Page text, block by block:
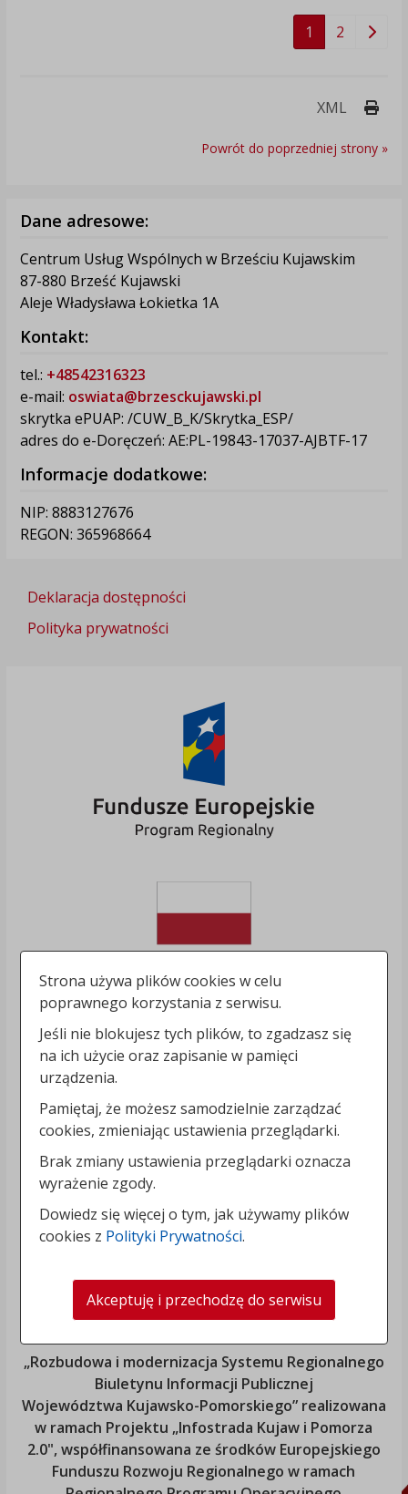
1 2
XML
Powrót do poprzedniej strony »
Dane adresowe:
Centrum Usług Wspólnych w Brześciu Kujawskim
87-880 Brześć Kujawski
Aleje Władysława Łokietka 1A
Kontakt:
tel.: +48542316323
e-mail: oswiata@brzesckujawski.pl
skrytka ePUAP: /CUW_B_K/Skrytka_ESP/
adres do e-Doręczeń: AE:PL-19843-17037-AJBTF-17
Informacje dodatkowe:
NIP: 8883127676
REGON: 365968664
Deklaracja dostępności
Polityka prywatności
„Rozbudowa i modernizacja Systemu Regionalnego
Biuletynu Informacji Publicznej
Województwa Kujawsko-Pomorskiego” realizowana
w ramach Projektu „Infostrada Kujaw i Pomorza
2.0", współfinansowana ze środków Europejskiego
Funduszu Rozwoju Regionalnego w ramach
Strona używa plików cookies w celu
poprawnego korzystania z serwisu.
Jeśli nie blokujesz tych plików, to zgadzasz się
na ich użycie oraz zapisanie w pamięci
urządzenia.
Pamiętaj, że możesz samodzielnie zarządzać
cookies, zmieniając ustawienia przeglądarki.
Brak zmiany ustawienia przeglądarki oznacza
wyrażenie zgody.
Dowiedz się więcej o tym, jak używamy plików
cookies z Polityki Prywatności.
Akceptuję i przechodzę do serwisu